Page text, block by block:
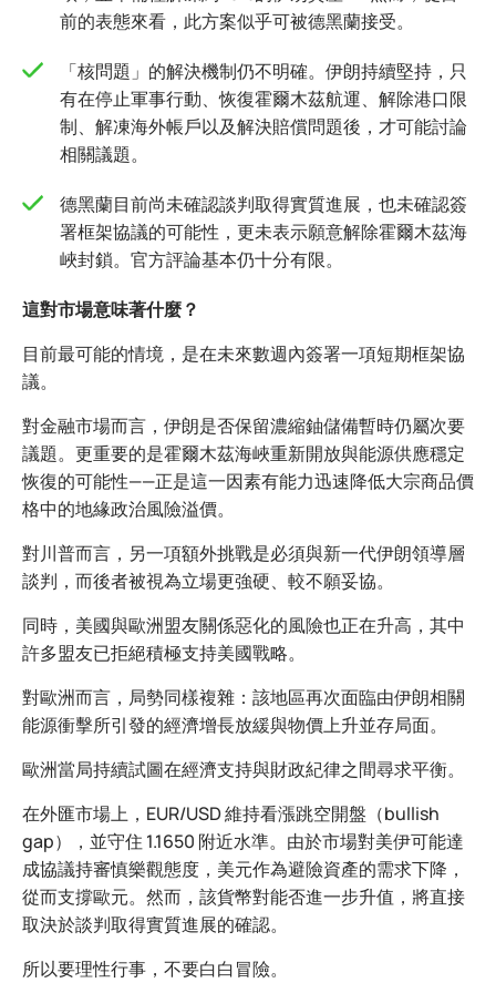
前的表態來看，此方案似乎可被德黑蘭接受。
「核問題」的解決機制仍不明確。伊朗持續堅持，只
有在停止軍事行動、恢復霍爾木茲航運、解除港口限
制、解凍海外帳戶以及解決賠償問題後，才可能討論
相關議題。
德黑蘭目前尚未確認談判取得實質進展，也未確認簽
署框架協議的可能性，更未表示願意解除霍爾木茲海
峽封鎖。官方評論基本仍十分有限。
這對市場意味著什麼？
目前最可能的情境，是在未來數週內簽署一項短期框架協
議。
對金融市場而言，伊朗是否保留濃縮鈾儲備暫時仍屬次要
議題。更重要的是霍爾木茲海峽重新開放與能源供應穩定
恢復的可能性——正是這一因素有能力迅速降低大宗商品價
格中的地緣政治風險溢價。
對川普而言，另一項額外挑戰是必須與新一代伊朗領導層
談判，而後者被視為立場更強硬、較不願妥協。
同時，美國與歐洲盟友關係惡化的風險也正在升高，其中
許多盟友已拒絕積極支持美國戰略。
對歐洲而言，局勢同樣複雜：該地區再次面臨由伊朗相關
能源衝擊所引發的經濟增長放緩與物價上升並存局面。
歐洲當局持續試圖在經濟支持與財政紀律之間尋求平衡。
在外匯市場上，EUR/USD 維持看漲跳空開盤（bullish
gap），並守住 1.1650 附近水準。由於市場對美伊可能達
成協議持審慎樂觀態度，美元作為避險資產的需求下降，
從而支撐歐元。然而，該貨幣對能否進一步升值，將直接
取決於談判取得實質進展的確認。
所以要理性行事，不要白白冒險。